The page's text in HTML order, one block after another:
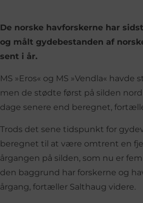
De norske havforskerne har
og målt gydebestanden af
sent i år.
MS »Eros« og MS »Vendla«
men de stødte først på silden
dage senere end beregnet,
Trods det sene tidspunkt for
beregnet til at være omtrent en
årgangen på silden, som nu er
den baggrund har forskerne og
årgang, fortæller Salthaug videre.